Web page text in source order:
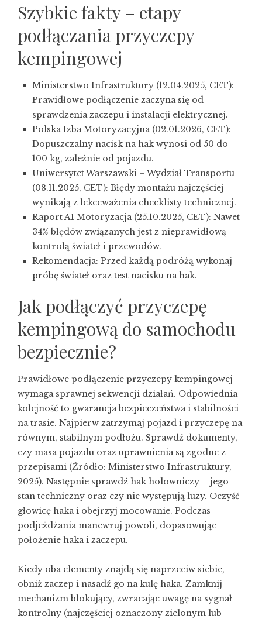
Szybkie fakty – etapy
podłączania przyczepy
kempingowej
Ministerstwo Infrastruktury (12.04.2025, CET):
Prawidłowe podłączenie zaczyna się od
sprawdzenia zaczepu i instalacji elektrycznej.
Polska Izba Motoryzacyjna (02.01.2026, CET):
Dopuszczalny nacisk na hak wynosi od 50 do
100 kg, zależnie od pojazdu.
Uniwersytet Warszawski – Wydział Transportu
(08.11.2025, CET): Błędy montażu najczęściej
wynikają z lekceważenia checklisty technicznej.
Raport AI Motoryzacja (25.10.2025, CET): Nawet
34% błędów związanych jest z nieprawidłową
kontrolą świateł i przewodów.
Rekomendacja: Przed każdą podróżą wykonaj
próbę świateł oraz test nacisku na hak.
Jak podłączyć przyczepę
kempingową do samochodu
bezpiecznie?
Prawidłowe podłączenie przyczepy kempingowej
wymaga sprawnej sekwencji działań. Odpowiednia
kolejność to gwarancja bezpieczeństwa i stabilności
na trasie. Najpierw zatrzymaj pojazd i przyczepę na
równym, stabilnym podłożu. Sprawdź dokumenty,
czy masa pojazdu oraz uprawnienia są zgodne z
przepisami (Źródło: Ministerstwo Infrastruktury,
2025). Następnie sprawdź hak holowniczy – jego
stan techniczny oraz czy nie występują luzy. Oczyść
głowicę haka i obejrzyj mocowanie. Podczas
podjeżdżania manewruj powoli, dopasowując
położenie haka i zaczepu.
Kiedy oba elementy znajdą się naprzeciw siebie,
obniż zaczep i nasadź go na kulę haka. Zamknij
mechanizm blokujący, zwracając uwagę na sygnał
kontrolny (najczęściej oznaczony zielonym lub